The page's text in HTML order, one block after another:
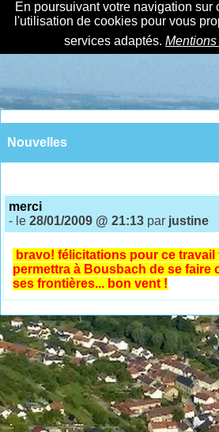
En poursuivant votre navigation sur
l'utilisation de cookies pour vous
services adaptés.
Nouvelles
merci
- le28/01/2009 @ 21:13 par justine
bravo! félicitations pour ce
permettra à Bousbach de se faire
ses frontières... bon vent !